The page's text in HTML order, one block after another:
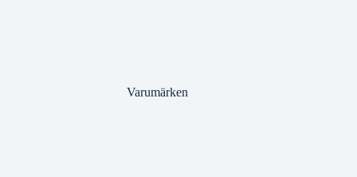
Varumärken